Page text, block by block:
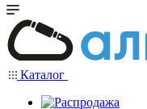
Каталог